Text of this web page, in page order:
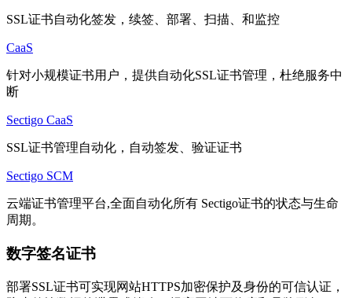
SSL证书自动化签发，续签、部署、扫描、和监控
CaaS
针对小规模证书用户，提供自动化SSL证书管理，杜绝服务中
断
Sectigo CaaS
SSL证书管理自动化，自动签发、验证证书
Sectigo SCM
云端证书管理平台,全面自动化所有 Sectigo证书的状态与生命
周期。
数字签名证书
部署SSL证书可实现网站HTTPS加密保护及身份的可信认证，